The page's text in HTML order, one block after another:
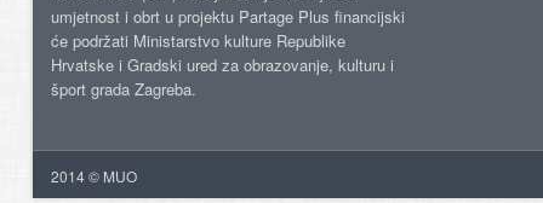
umjetnost i obrt u projektu Partage Plus financijski
će podržati Ministarstvo kulture Republike
Hrvatske i Gradski ured za obrazovanje, kulturu i
šport grada Zagreba.
2014 © MUO